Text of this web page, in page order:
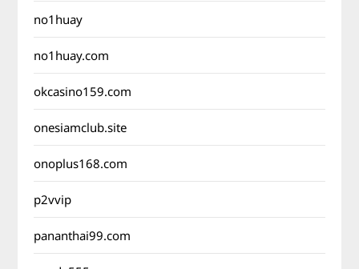
no1huay
no1huay.com
okcasino159.com
onesiamclub.site
onoplus168.com
p2vvip
pananthai99.com